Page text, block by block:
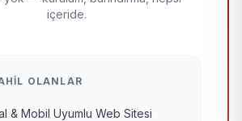
içeride.
OLANLAR
& Mobil Uyumlu Web Sitesi